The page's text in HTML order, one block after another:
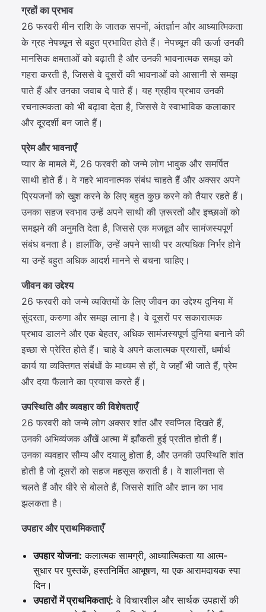
ग्रहों का प्रभाव
26 फरवरी मीन राशि के जातक सपनों, अंतर्ज्ञान और आध्यात्मिकता
के ग्रह नेपच्यून से बहुत प्रभावित होते हैं। नेपच्यून की ऊर्जा उनकी
मानसिक क्षमताओं को बढ़ाती है और उनकी भावनात्मक समझ को
गहरा करती है, जिससे वे दूसरों की भावनाओं को आसानी से समझ
पाते हैं और उनका जवाब दे पाते हैं। यह ग्रहीय प्रभाव उनकी
रचनात्मकता को भी बढ़ावा देता है, जिससे वे स्वाभाविक कलाकार
और दूरदर्शी बन जाते हैं।
प्रेम और भावनाएँ
प्यार के मामले में, 26 फरवरी को जन्मे लोग भावुक और समर्पित
साथी होते हैं। वे गहरे भावनात्मक संबंध चाहते हैं और अक्सर अपने
प्रियजनों को खुश करने के लिए बहुत कुछ करने को तैयार रहते हैं।
उनका सहज स्वभाव उन्हें अपने साथी की ज़रूरतों और इच्छाओं को
समझने की अनुमति देता है, जिससे एक मजबूत और सामंजस्यपूर्ण
संबंध बनता है। हालाँकि, उन्हें अपने साथी पर अत्यधिक निर्भर होने
या उन्हें बहुत अधिक आदर्श मानने से बचना चाहिए।
जीवन का उद्देश्य
26 फरवरी को जन्मे व्यक्तियों के लिए जीवन का उद्देश्य दुनिया में
सुंदरता, करुणा और समझ लाना है। वे दूसरों पर सकारात्मक
प्रभाव डालने और एक बेहतर, अधिक सामंजस्यपूर्ण दुनिया बनाने की
इच्छा से प्रेरित होते हैं। चाहे वे अपने कलात्मक प्रयासों, धर्मार्थ
कार्य या व्यक्तिगत संबंधों के माध्यम से हों, वे जहाँ भी जाते हैं, प्रेम
और दया फैलाने का प्रयास करते हैं।
उपस्थिति और व्यवहार की विशेषताएँ
26 फरवरी को जन्मे लोग अक्सर शांत और स्वप्निल दिखते हैं,
उनकी अभिव्यंजक आँखें आत्मा में झाँकती हुई प्रतीत होती हैं।
उनका व्यवहार सौम्य और दयालु होता है, और उनकी उपस्थिति शांत
होती है जो दूसरों को सहज महसूस कराती है। वे शालीनता से
चलते हैं और धीरे से बोलते हैं, जिससे शांति और ज्ञान का भाव
झलकता है।
उपहार और प्राथमिकताएँ
उपहार योजना: कलात्मक सामग्री, आध्यात्मिकता या आत्म-
सुधार पर पुस्तकें, हस्तनिर्मित आभूषण, या एक आरामदायक स्पा
दिन।
उपहारों में प्राथमिकताएं: वे विचारशील और सार्थक उपहारों की